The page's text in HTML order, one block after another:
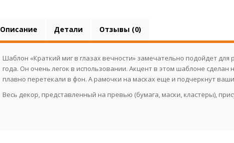
Описание Детали Отзывы (0)
Шаблон «Краткий миг в глазах вечности» замечательно подойдет
года. Он очень легок в использовании. Акцент в этом шаблоне
плавно перетекали в фон. А рамочки на масках еще и подчеркнут
Весь декор, представленный на превью (бумага, маски, кластеры),